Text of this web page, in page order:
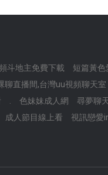
斗地主免費下載 短篇黃色
聊直播間,台灣uu視頻聊天室
色妹妹成人網 尋夢聊
成人節目線上看 視訊戀愛